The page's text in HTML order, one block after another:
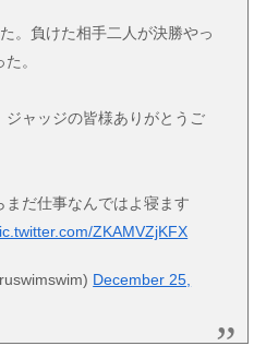
。負けた相手二人が決勝やっ
。
ャッジの皆様ありがとうご
まだ仕事なんではよ寝ます
ZKAMVZjKFX
December 25,